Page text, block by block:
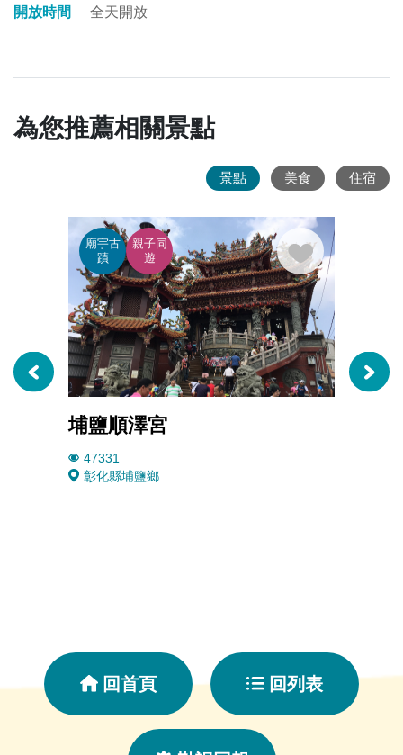
開放時間
全天開放
為您推薦相關景點
景點 美食 住宿
廟宇古
蹟
親子同
遊
埔鹽順澤宮
47331
彰化縣埔鹽鄉
回首頁 回列表